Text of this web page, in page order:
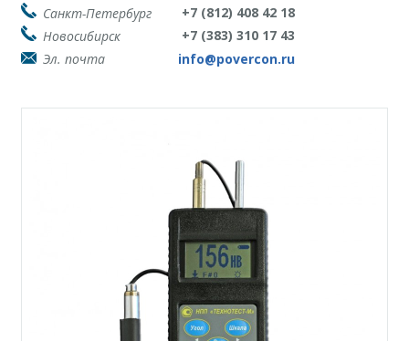
Санкт-Петербург
+7 (812) 408 42 18
Новосибирск
+7 (383) 310 17 43
Эл. почта
info@povercon.ru